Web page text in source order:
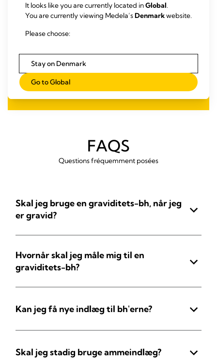
Gentle cycle only
Wash before wearing
Wash with like colours
FAQS
Questions fréquemment posées
Skal jeg bruge en graviditets-bh, når jeg
er gravid?
Hvornår skal jeg måle mig til en
graviditets-bh?
Kan jeg få nye indlæg til bh'erne?
Skal jeg stadig bruge ammeindlæg?
It looks like you are currently located inGlobal.
You are currently viewing Medela’sDenmarkwebsite.
Please choose:
Stay on Denmark
Go to Global